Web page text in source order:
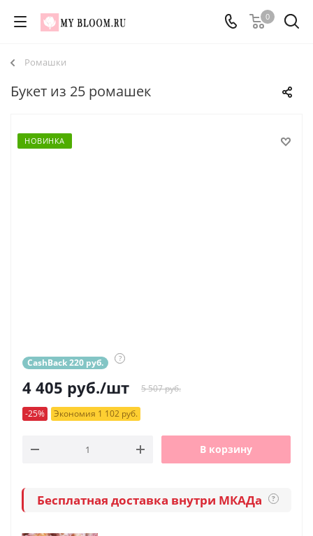
0
Ромашки
Букет из 25 ромашек
НОВИНКА
CashBack 220 руб. ?
4 405 руб./шт 5 507 руб.
-25% Экономия 1 102 руб.
В корзину
Бесплатная доставка внутри МКАДа ?